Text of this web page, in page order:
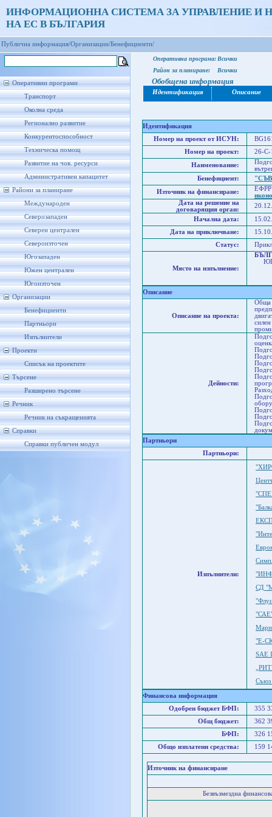
ИНФОРМАЦИОННА СИСТЕМА ЗА УПРАВЛЕНИЕ И
НА ЕС В БЪЛГАРИЯ
Публична информация/Организации/Бенефициенти/
Оперативни програми
Транспорт
Околна среда
Регионално развитие
Конкурентоспособност
Техническа помощ
Развитие на чов. ресурси
Административен капацитет
Райони за планиране
Международен
Северозападен
Северен централен
Североизточен
Югозападен
Южен централен
Югоизточен
Организации
Бенефициенти
Партньори
Изпълнители
Проекти
Списък на проектите
Търсене
Разширено търсене
Речник
Речник на съкращенията
Справки
Справки публичен модул
Оперативна програма: Всички
Район за планиране:
Всички
Обобщена информация
Идентификация Описание
Идентификация
Номер на проект от ИСУН:
Номер на проект:
26-С-
Наименование:
Бенефициент:
Източник на финансиране:
Дата на решение на
договарящия орган:
Начална дата:
Дата на приключване:
Статус:
Място на изпълнение:
Описание
Описание на проекта:
Обща
Дейности:
Партньори
Партньори:
Изпълнители:
СД
"Е-
SAE
Съюз
Финансова информация
Одобрен бюджет БФП:
355
Общ бюджет:
362
БФП:
326
Общо изплатени средства:
159
Източник на финансиране
Безвъзмездна